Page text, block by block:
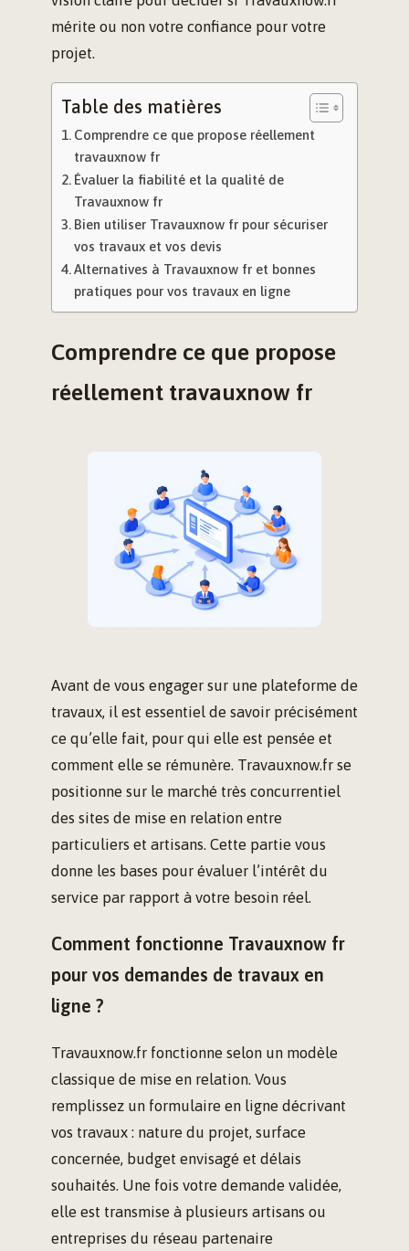
mérite ou non votre confiance pour votre
projet.
Table des matières
Comprendre ce que propose réellement
travauxnow fr
Évaluer la fiabilité et la qualité de
Travauxnow fr
Bien utiliser Travauxnow fr pour sécuriser
vos travaux et vos devis
Alternatives à Travauxnow fr et bonnes
pratiques pour vos travaux en ligne
Comprendre ce que propose
réellement travauxnow fr
Avant de vous engager sur une plateforme de
travaux, il est essentiel de savoir précisément
ce qu’elle fait, pour qui elle est pensée et
comment elle se rémunère. Travauxnow.fr se
positionne sur le marché très concurrentiel
des sites de mise en relation entre
particuliers et artisans. Cette partie vous
donne les bases pour évaluer l’intérêt du
service par rapport à votre besoin réel.
Comment fonctionne Travauxnow fr
pour vos demandes de travaux en
ligne ?
Travauxnow.fr fonctionne selon un modèle
classique de mise en relation. Vous
remplissez un formulaire en ligne décrivant
vos travaux : nature du projet, surface
concernée, budget envisagé et délais
souhaités. Une fois votre demande validée,
elle est transmise à plusieurs artisans ou
entreprises du réseau partenaire